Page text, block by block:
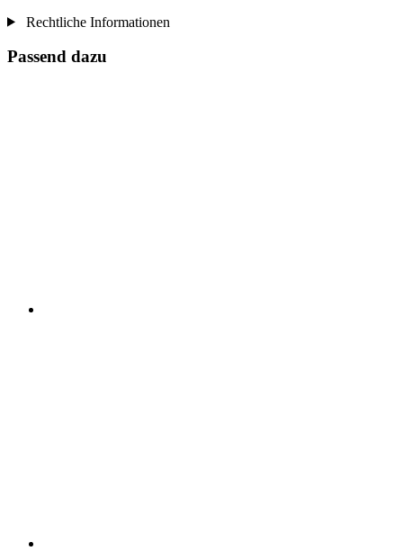
Rechtliche Informationen
Passend dazu